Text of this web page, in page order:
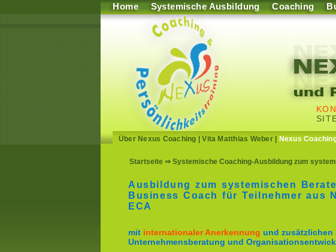
Home Systemische Ausbildung Coaching
Über Nexus Coaching |Vita Matthias Weber| Nexus
Startseite ⇒ Systemische Coaching-Ausbildung zum
Ausbildung zum systemischen
Business Coach für Teilnehmer aus
ECA
mit internationaler Anerkennung und zusätzlichen
Unternehmensberatung und